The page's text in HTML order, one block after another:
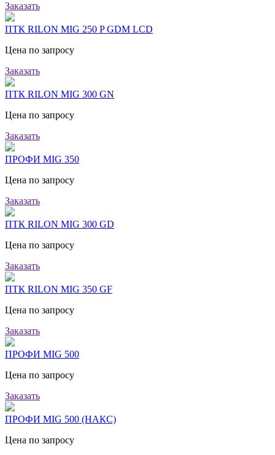
Заказать
ПТК RILON MIG 250 P GDM LCD
Цена по запросу
Заказать
ПТК RILON MIG 300 GN
Цена по запросу
Заказать
ПРОФИ MIG 350
Цена по запросу
Заказать
ПТК RILON MIG 300 GD
Цена по запросу
Заказать
ПТК RILON MIG 350 GF
Цена по запросу
Заказать
ПРОФИ MIG 500
Цена по запросу
Заказать
ПРОФИ MIG 500 (НАКС)
Цена по запросу